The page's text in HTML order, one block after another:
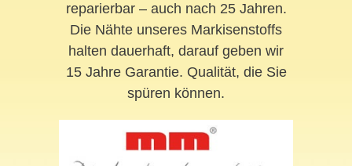
reparierbar – auch nach 25 Jahren.
Die Nähte unseres Markisenstoffs
halten dauerhaft, darauf geben wir
15 Jahre Garantie. Qualität, die Sie
spüren können.